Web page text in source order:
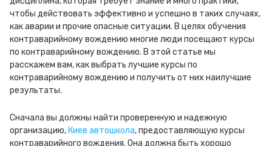
чтобы действовать эффективно и успешно в таких случаях,
как аварии и прочие опасные ситуации. В целях обучения
контраварийному вождению многие люди посещают курсы
по контраварийному вождению. В этой статье мы
расскажем вам, как выбрать лучшие курсы по
контраварийному вождению и получить от них наилучшие
результаты.
Сначала вы должны найти проверенную и надежную
организацию, Киев автошкола, предоставляющую курсы
контраварийного вождения. Она должна быть хорошо